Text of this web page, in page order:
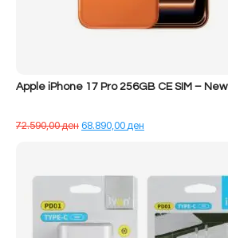
Apple iPhone 17 Pro 256GB CE SIM – New
72.590,00денÇmimi
68.890,00ден
68.890,00 ден.